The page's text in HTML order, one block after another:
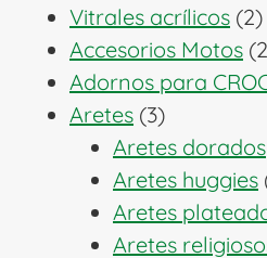
Vitrales acrílicos 22
Accesorios Motos 2
Adornos para
Aretes 33
productos
Aretes dorados
Aretes huggies
Aretes
Aretes